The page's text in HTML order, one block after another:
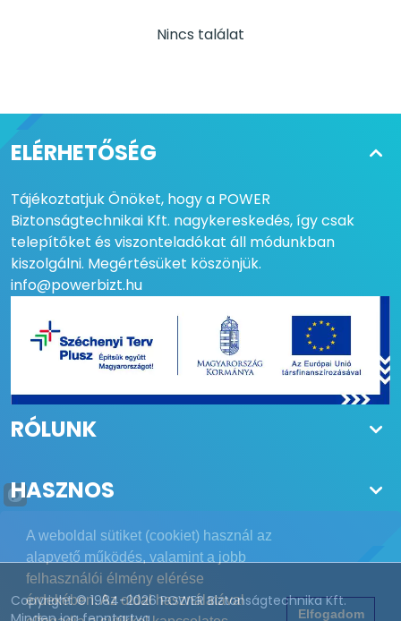
Nincs találat
ELÉRHETŐSÉG
Tájékoztatjuk Önöket, hogy a POWER
Biztonságtechnikai Kft. nagykereskedés, így csak
telepítőket és viszonteladókat áll módunkban
kiszolgálni. Megértésüket köszönjük.
info@powerbizt.hu
RÓLUNK
HASZNOS
Copyright © 1984-2026 POWER Biztonságtechnika Kft.
A weboldal sütiket (cookiet) használ az
alapvető működés, valamint a jobb
felhasználói élmény elérése
érdekében. Az oldal használatával
Elfogadom